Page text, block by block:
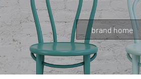
brand home